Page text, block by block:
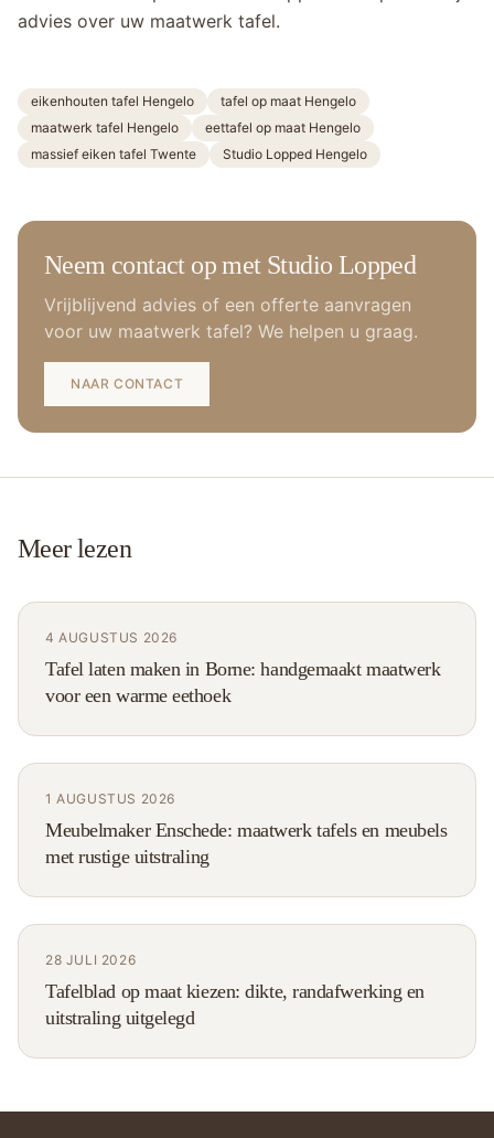
advies over uw maatwerk tafel.
eikenhouten tafel Hengelo
tafel op maat Hengelo
maatwerk tafel Hengelo
eettafel op maat Hengelo
massief eiken tafel Twente
Studio Lopped Hengelo
Neem contact op met Studio Lopped
Vrijblijvend advies of een offerte aanvragen
voor uw maatwerk tafel? We helpen u graag.
NAAR CONTACT
Meer lezen
4 AUGUSTUS 2026
Tafel laten maken in Borne: handgemaakt maatwerk
voor een warme eethoek
1 AUGUSTUS 2026
Meubelmaker Enschede: maatwerk tafels en meubels
met rustige uitstraling
28 JULI 2026
Tafelblad op maat kiezen: dikte, randafwerking en
uitstraling uitgelegd